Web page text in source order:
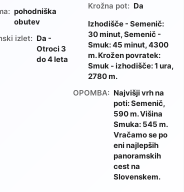
pohodniška
obutev
izlet: Da -
Otroci 3
do 4 leta
Krožna pot: Da
Izhodišče - Semenič:
30 minut, Semenič -
Smuk: 45 minut, 4300
m. Krožen povratek:
Smuk - izhodišče: 1 ura,
2780 m.
OPOMBA: Najvišji vrh na
poti: Semenič,
590 m. Višina
Smuka: 545 m.
Vračamo se po
eni najlepših
panoramskih
cest na
Slovenskem.